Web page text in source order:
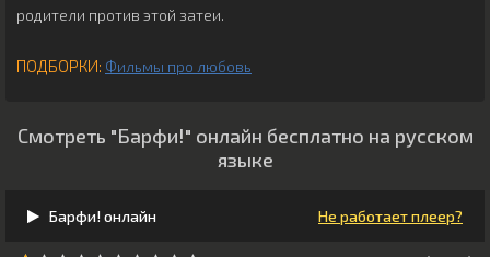
родители против этой затеи.
ПОДБОРКИ: Фильмы про любовь
Смотреть "Барфи!" онлайн бесплатно на русском
языке
Барфи! онлайн Не работает плеер?